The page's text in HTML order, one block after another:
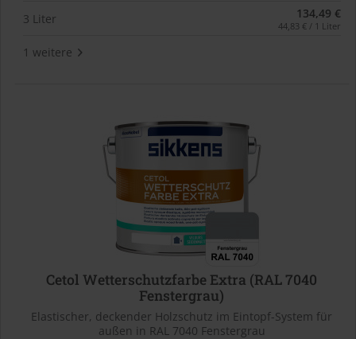
3 Liter 134,49 €
44,83 € / 1 Liter
1 weitere
Cetol Wetterschutzfarbe Extra (RAL 7040
Fenstergrau)
Elastischer, deckender Holzschutz im Eintopf-System für
außen in RAL 7040 Fenstergrau